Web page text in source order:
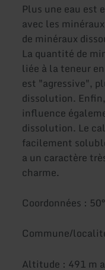
Plus une eau est
avec les
de minéraux
La quantité de
liée à la teneur
est "agressive",
dissolution.
influence
dissolution. Le
facilement
a un caractère
charme.
Coordonnées :
Commune/
Altitude : 491 m